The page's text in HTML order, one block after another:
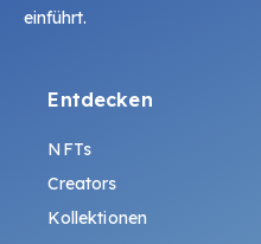
einführt.
Entdecken
NFTs
Creators
Kollektionen